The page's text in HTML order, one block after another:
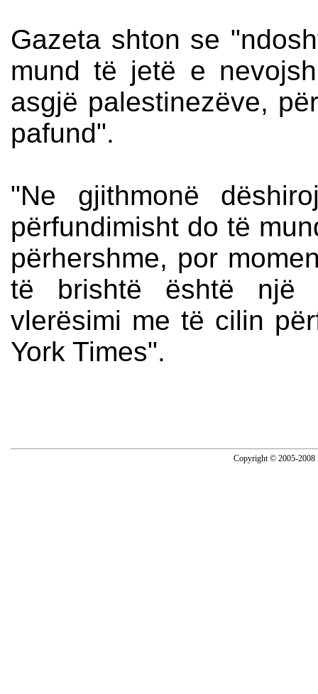
Gazeta shton se
mund të jetë e
asgjë palestinezëve,
pafund".
"Ne gjithmonë
përfundimisht do të
përhershme, por
të brishtë është një
vlerësimi me të cilin
York Times".
Copyright © 2005-